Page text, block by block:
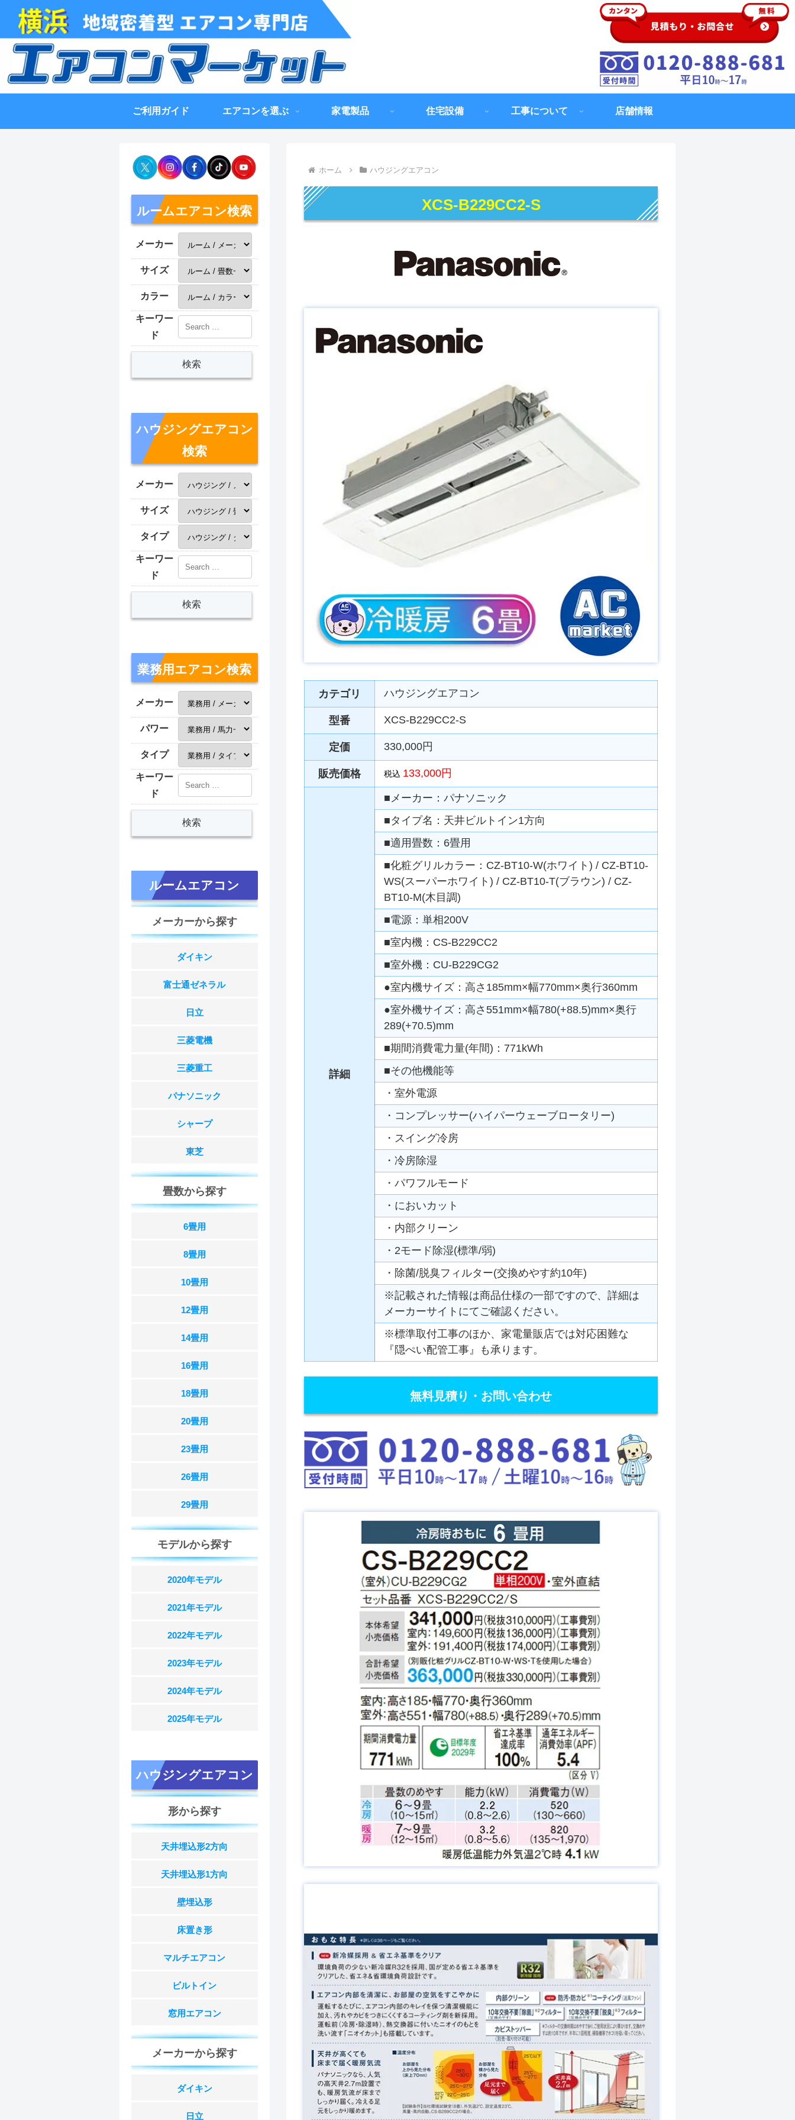
ご利用ガイド エアコンを選ぶ 家電製品 住宅設備 工事について 店舗情報
ホーム ハウジングエアコン
XCS-B229CC2-S
カテゴリ ハウジングエアコン
型番 XCS-B229CC2-S
定価 330,000円
販売価格 税込 133,000円
詳細
■メーカー：パナソニック
■タイプ名：天井ビルトイン1方向
■適用畳数：6畳用
■化粧グリルカラー：CZ-BT10-W(ホワイト) / CZ-BT10-
WS(スーパーホワイト) / CZ-BT10-T(ブラウン) / CZ-
BT10-M(木目調)
■電源：単相200V
■室内機：CS-B229CC2
■室外機：CU-B229CG2
●室内機サイズ：高さ185mm×幅770mm×奥行360mm
●室外機サイズ：高さ551mm×幅780(+88.5)mm×奥行
289(+70.5)mm
■期間消費電力量(年間)：771kWh
■その他機能等
・室外電源
・コンプレッサー(ハイパーウェーブロータリー)
・スイング冷房
・冷房除湿
・パワフルモード
・においカット
・内部クリーン
・2モード除湿(標準/弱)
・除菌/脱臭フィルター(交換めやす約10年)
※記載された情報は商品仕様の一部ですので、詳細は
メーカーサイトにてご確認ください。
※標準取付工事のほか、家電量販店では対応困難な
『隠ぺい配管工事』も承ります。
無料見積り・お問い合わせ
ルームエアコン検索
メーカー
サイズ
カラー
キーワー
ド
ハウジングエアコン
検索
メーカー
サイズ
タイプ
キーワー
ド
業務用エアコン検索
メーカー
パワー
タイプ
キーワー
ド
ルームエアコン
メーカーから探す
ダイキン
富士通ゼネラル
日立
三菱電機
三菱重工
パナソニック
シャープ
東芝
畳数から探す
6畳用
8畳用
10畳用
12畳用
14畳用
16畳用
18畳用
20畳用
23畳用
26畳用
29畳用
モデルから探す
2020年モデル
2021年モデル
2022年モデル
2023年モデル
2024年モデル
2025年モデル
ハウジングエアコン
形から探す
天井埋込形2方向
天井埋込形1方向
壁埋込形
床置き形
マルチエアコン
ビルトイン
窓用エアコン
メーカーから探す
ダイキン
日立